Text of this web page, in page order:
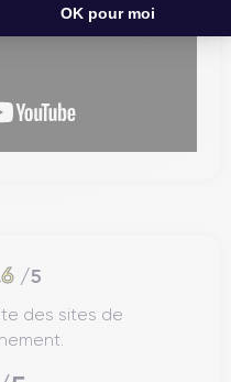
OK pour moi
/5
des sites de